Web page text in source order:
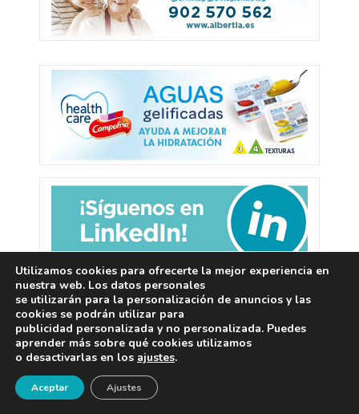
Deja una respuesta
¡Newsletter!
Utilizamos cookies para ofrecerte la mejor experiencia en
nuestra web. Los datos personales
se utilizarán para la personalización de anuncios y las
cookies se podrán utilizar para
publicidad personalizada y no personalizada. Puedes
aprender más sobre qué cookies utilizamos
o desactivarlas en los ajustes.
Aceptar Ajustes